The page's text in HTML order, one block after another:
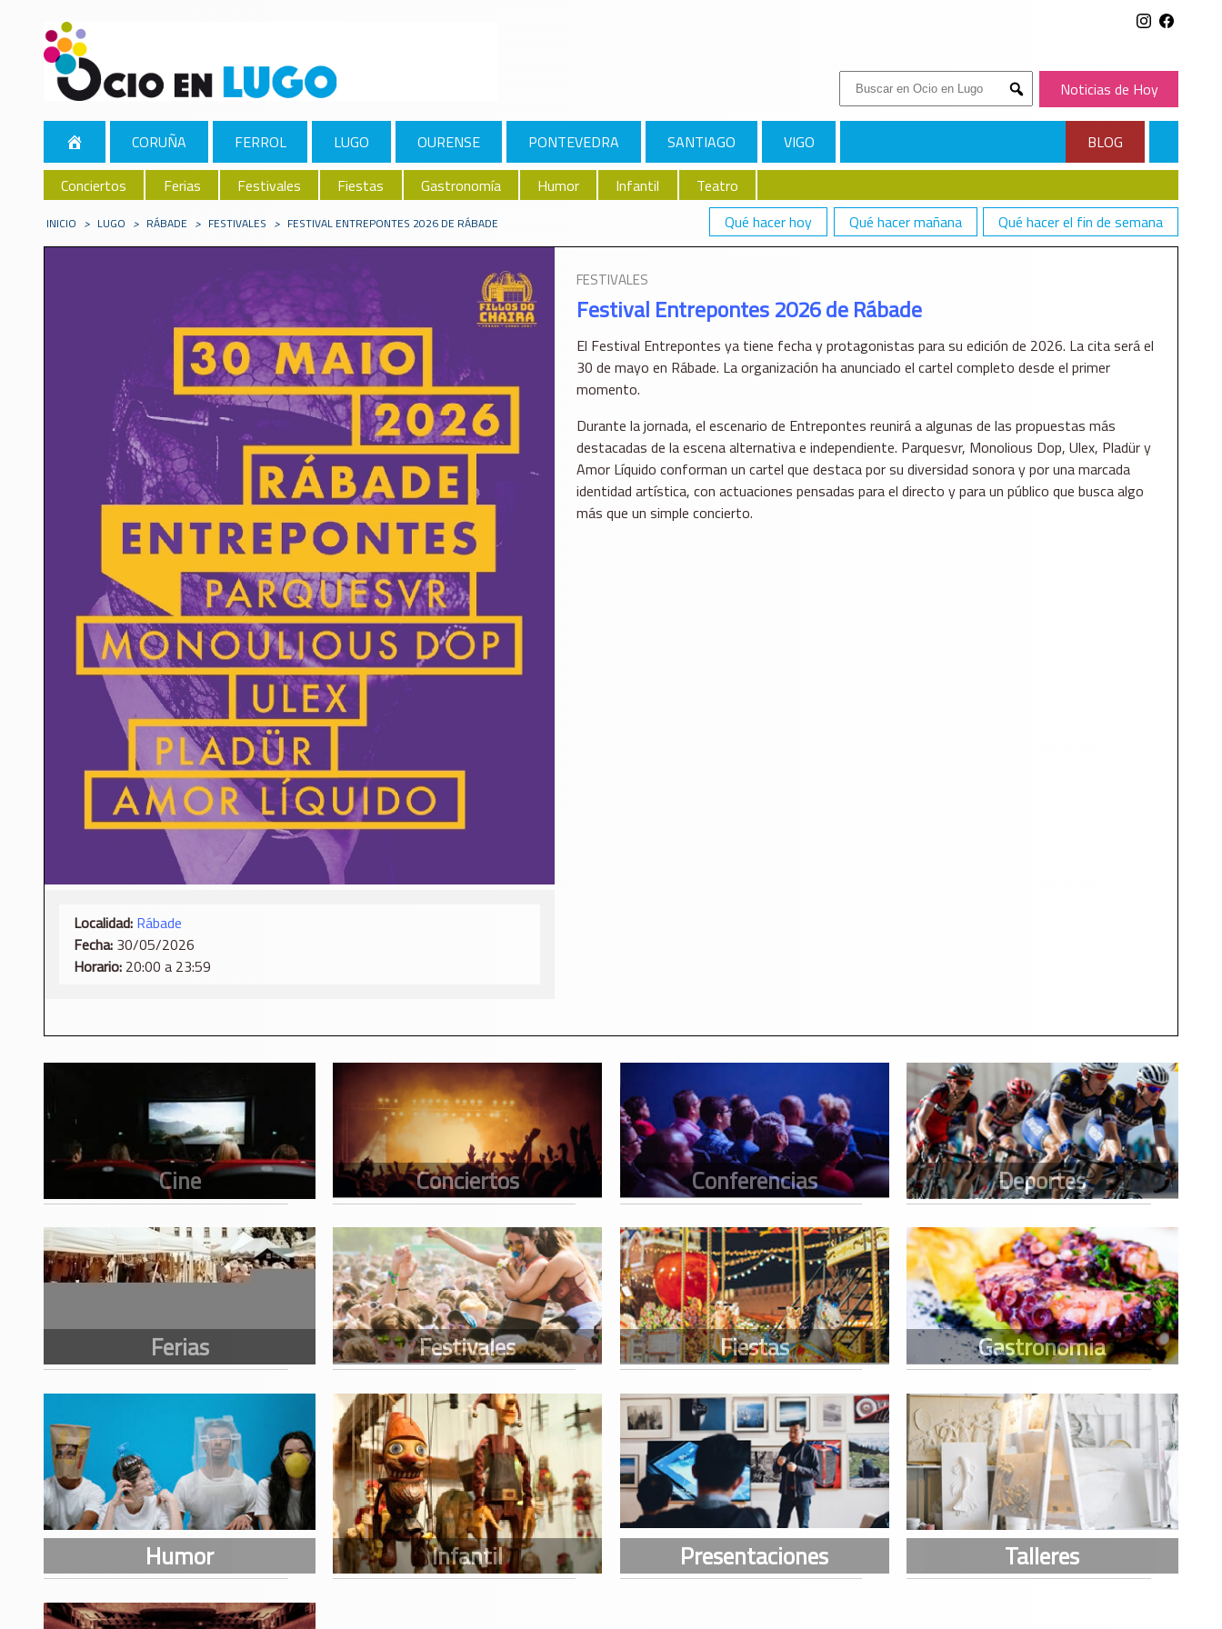
Buscar:
Submit
Noticias de Hoy
CORUÑA FERROL LUGO OURENSE PONTEVEDRA SANTIAGO VIGO
BLOG
Conciertos
Ferias Festivales Fiestas Gastronomía Humor Infantil
Teatro
Qué hacer hoy
Qué hacer mañana Qué hacer el fin de semana
INICIO > LUGO > RÁBADE > FESTIVALES > FESTIVAL ENTREPONTES 2026 DE RÁBADE
Localidad: Rábade
Fecha: 30/05/2026
Horario: 20:00 a 23:59
FESTIVALES
Festival Entrepontes 2026 de Rábade
El Festival Entrepontes ya tiene fecha y protagonistas para su edición de 2026. La cita será el
30 de mayo en Rábade. La organización ha anunciado el cartel completo desde el primer
momento.
Durante la jornada, el escenario de Entrepontes reunirá a algunas de las propuestas más
destacadas de la escena alternativa e independiente. Parquesvr, Monolious Dop, Ulex, Pladür y
Amor Líquido conforman un cartel que destaca por su diversidad sonora y por una marcada
identidad artística, con actuaciones pensadas para el directo y para un público que busca algo
más que un simple concierto.